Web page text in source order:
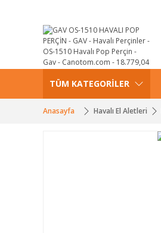
TÜM KATEGORİLER
Anasayfa
Havalı El Aletleri